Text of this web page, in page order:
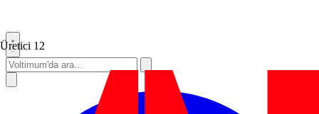
Üretici 12